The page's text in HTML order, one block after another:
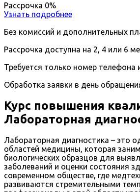
Рассрочка 0%
Узнать подробнее
Без комиссий и дополнительных
Рассрочка доступна на 2, 4 или 6
Требуется только номер телефона
Обработка заявки в день
Курс повышения
Лабораторная
Лабораторная диагностика – это
областей медицины, которая
биологических образцов для
заболеваний и оценки состояния
современном обществе, где
развиваются стремительными